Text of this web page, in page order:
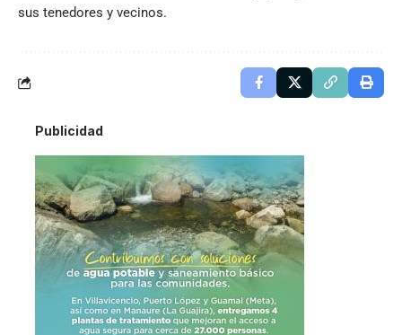
sus tenedores y vecinos.
Publicidad